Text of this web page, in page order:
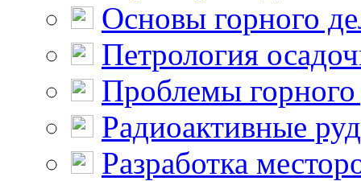
Основы горного
Петрология
Проблемы горного
Радиоактивные
Разработка